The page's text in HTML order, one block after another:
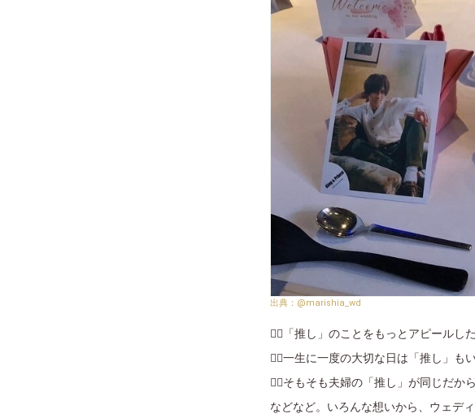
@marishia_wd
❤️‍🔥「推し」のことをもっとアピールし
❤️‍🔥一生に一度の大切な日は「推し」も
❤️‍🔥そもそも夫婦の「推し」が同じだか
などなど。いろんな想いから、ウェデ